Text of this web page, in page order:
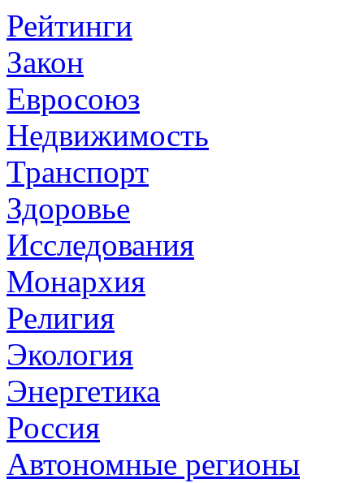
Рейтинги
Закон
Евросоюз
Недвижимость
Транспорт
Здоровье
Исследования
Монархия
Религия
Экология
Энергетика
Россия
Автономные регионы